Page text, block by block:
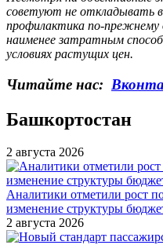
советуют не откладывать
профилактика по-
наименее затратным
условиях растущих цен.
Читайте нас:
Башкортостан
2 августа 2026
Аналитики отметили рост
изменение структуры
2 августа 2026